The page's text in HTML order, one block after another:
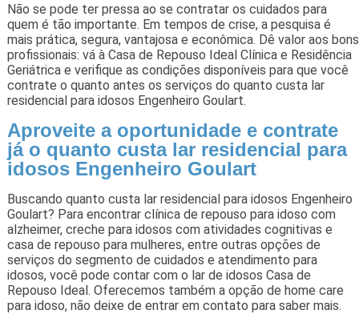
Não se pode ter pressa ao se contratar os cuidados para
quem é tão importante. Em tempos de crise, a pesquisa é
mais prática, segura, vantajosa e econômica. Dê valor aos bons
profissionais: vá à Casa de Repouso Ideal Clínica e Residência
Geriátrica e verifique as condições disponíveis para que você
contrate o quanto antes os serviços do quanto custa lar
residencial para idosos Engenheiro Goulart.
Aproveite a oportunidade e contrate
já o quanto custa lar residencial para
idosos Engenheiro Goulart
Buscando quanto custa lar residencial para idosos Engenheiro
Goulart? Para encontrar clínica de repouso para idoso com
alzheimer, creche para idosos com atividades cognitivas e
casa de repouso para mulheres, entre outras opções de
serviços do segmento de cuidados e atendimento para
idosos, você pode contar com o lar de idosos Casa de
Repouso Ideal. Oferecemos também a opção de home care
para idoso, não deixe de entrar em contato para saber mais.